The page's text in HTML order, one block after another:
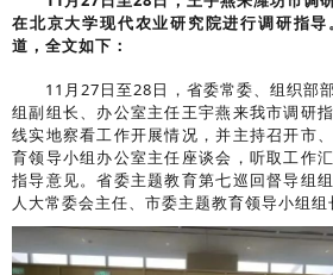
在北京大学现代农业研究院进行调研指导
道，全文如下 ：
11月27日至28日，省委常委、组织部
组副组长、办公室主任王宇燕来我市调研
线实地察看工作开展情况，并主持召开市
育领导小组办公室主任座谈会，听取工作
指导意见。省委主题教育第七巡回督导组
人大常委会主任、市委主题教育领导小组组